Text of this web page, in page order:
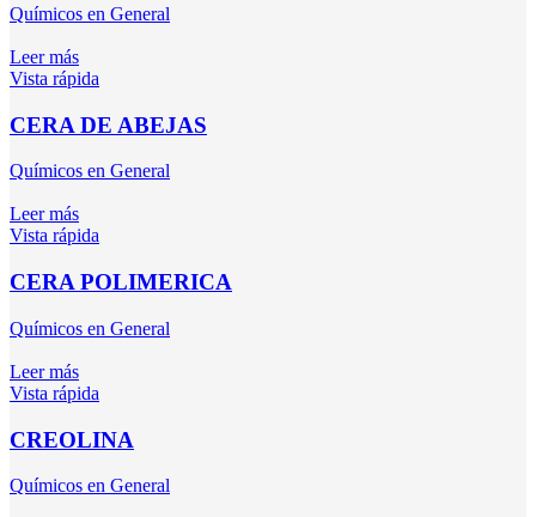
Químicos en General
Leer más
Vista rápida
CERA DE ABEJAS
Químicos en General
Leer más
Vista rápida
CERA POLIMERICA
Químicos en General
Leer más
Vista rápida
CREOLINA
Químicos en General